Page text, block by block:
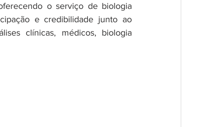
o serviço de biologia
e credibilidade junto ao
clínicas, médicos, biologia